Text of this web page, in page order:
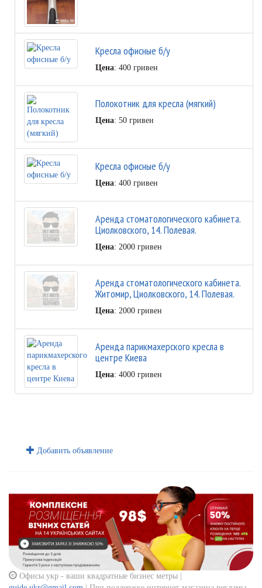
Кресла офисные б/у
Цена: 400 гривен
Полокотник для кресла (мягкий)
Цена: 50 гривен
Кресла офисные б/у
Цена: 400 гривен
Аренда стоматологического кабинета.
Циолковского, 14. Полевая.
Цена: 2000 гривен
Аренда стоматологического кабинета.
Житомир, Циолковского, 14. Полевая.
Цена: 2000 гривен
Аренда парикмахерского кресла в
центре Киева
Цена: 4000 гривен
Добавить объявление
Офисы.укр - ваши квадратные бизнес метры |